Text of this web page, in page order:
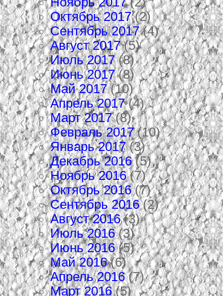
Октябрь 2017(2)
Сентябрь 2017(4)
Август 2017(5)
Июль 2017(8)
Июнь 2017(8)
Май 2017(10)
Апрель 2017(4)
Март 2017(8)
Февраль 2017(10)
Январь 2017(3)
Декабрь 2016(5)
Ноябрь 2016(7)
Октябрь 2016(7)
Сентябрь 2016(2)
Август 2016(3)
Июль 2016(3)
Июнь 2016(5)
Май 2016(6)
Апрель 2016(7)
Март 2016(5)